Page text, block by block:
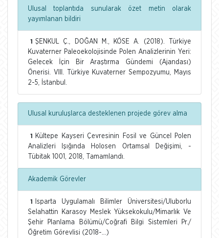
Ulusal toplantıda sunularak özet metin olarak
yayımlanan bildiri
1
ŞENKUL Ç., DOĞAN M., KÖSE A. (2018). Türkiye
Kuvaterner Paleoekolojisinde Polen Analizlerinin Yeri:
Gelecek İçin Bir Araştırma Gündemi (Ajandası)
Önerisi. VIII. Türkiye Kuvaterner Sempozyumu, Mayıs
2-5, İstanbul.
Ulusal kuruluşlarca desteklenen projede görev alma
1
Kültepe Kayseri Çevresinin Fosil ve Güncel Polen
Analizleri Işığında Holosen Ortamsal Değişimi, -
Tübitak 1001, 2018, Tamamlandı.
Akademik Görevler
1
Isparta Uygulamalı Bilimler Üniversitesi/Uluborlu
Selahattin Karasoy Meslek Yüksekokulu/Mimarlık Ve
Şehir Planlama Bölümü/Coğrafi Bilgi Sistemleri Pr./
Öğretim Görevlisi (2018-...)